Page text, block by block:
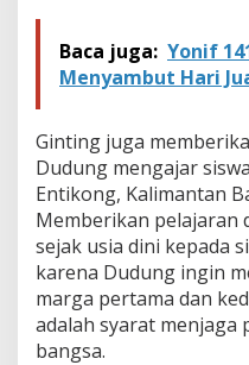
Baca juga: Yonif
Menyambut Hari
Ginting juga
Dudung mengajar
Entikong, Kalimantan
Memberikan pelajaran
sejak usia dini kepada
karena Dudung ingin
marga pertama dan
adalah syarat menjaga
bangsa.